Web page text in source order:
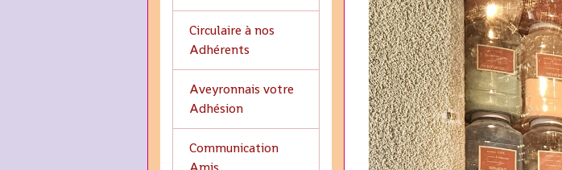
Circulaire à nos
Adhérents
Aveyronnais votre
Adhésion
Communication